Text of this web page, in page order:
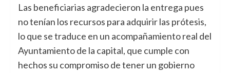
Las beneficiarias agradecieron la entrega pues
no tenían los recursos para adquirir las prótesis,
lo que se traduce en un acompañamiento real del
Ayuntamiento de la capital, que cumple con
hechos su compromiso de tener un gobierno